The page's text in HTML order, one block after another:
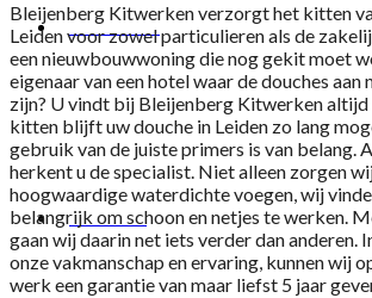
PROJECTEN
CONTACT
Bleijenberg Kitwerken verzorgt het kitten
Leiden voor zowel particulieren als de
een nieuwbouwwoning die nog gekit moet
eigenaar van een hotel waar de douches
zijn? U vindt bij Bleijenberg Kitwerken altijd
kitten blijft uw douche in Leiden zo lang
gebruik van de juiste primers is van belang.
herkent u de specialist. Niet alleen zorgen
hoogwaardige waterdichte voegen, wij
belangrijk om schoon en netjes te werken.
gaan wij daarin net iets verder dan anderen.
onze vakmanschap en ervaring, kunnen wij
werk een garantie van maar liefst 5 jaar